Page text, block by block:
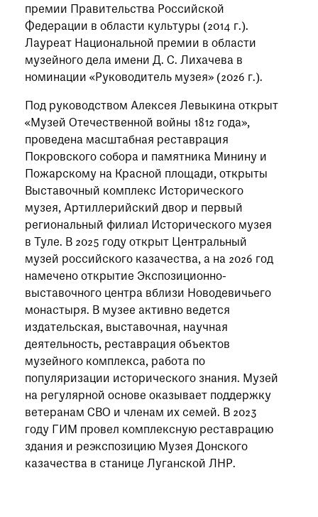
премии Правительства Российской
Федерации в области культуры (2014 г.).
Лауреат Национальной премии в области
музейного дела имени Д. С. Лихачева в
номинации «Руководитель музея» (2026 г.).
Под руководством Алексея Левыкина открыт
«Музей Отечественной войны 1812 года»,
проведена масштабная реставрация
Покровского собора и памятника Минину и
Пожарскому на Красной площади, открыты
Выставочный комплекс Исторического
музея, Артиллерийский двор и первый
региональный филиал Исторического музея
в Туле. В 2025 году открыт Центральный
музей российского казачества, а на 2026 год
намечено открытие Экспозиционно-
выставочного центра вблизи Новодевичьего
монастыря. В музее активно ведется
издательская, выставочная, научная
деятельность, реставрация объектов
музейного комплекса, работа по
популяризации исторического знания. Музей
на регулярной основе оказывает поддержку
ветеранам СВО и членам их семей. В 2023
году ГИМ провел комплексную реставрацию
здания и реэкспозицию Музея Донского
казачества в станице Луганской ЛНР.